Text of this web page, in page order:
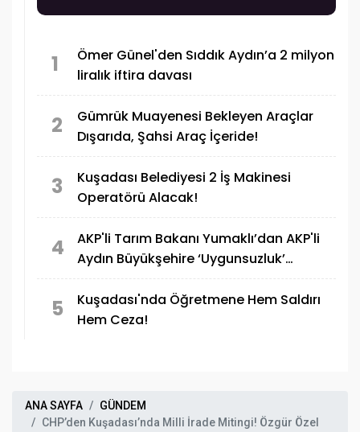
Gecede, klasik müziğin sevilen eserleri modern
düzenlemelerle yeniden yorumlanırken,
ulaştığı, unutulmaz bir atmosferin parçası
olacak.
1
Ömer Günel'den Sıddık Aydın’a 2 milyon
liralık iftira davası
2
Gümrük Muayenesi Bekleyen Araçlar
Dışarıda, Şahsi Araç İçeride!
3
Kuşadası Belediyesi 2 İş Makinesi
Operatörü Alacak!
4
AKP'li Tarım Bakanı Yumaklı’dan AKP'li
Aydın Büyükşehire ‘Uygunsuzluk’
5
Kuşadası'nda Öğretmene Hem Saldırı
Hem Ceza!
ANA SAYFA
GÜNDEM
CHP’den Kuşadası’nda Milli İrade Mitingi! Özgür Özel